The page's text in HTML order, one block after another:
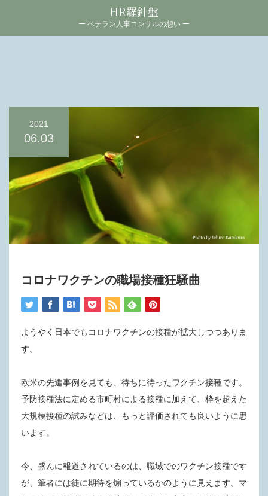
HR羅針盤
ー ベテラン人事コンサルの想い ー
2021
06.03
コロナワクチンの職場接種狂騒曲
ようやく日本でもコロナワクチンの接種が拡大しつつありま
す。
欧米の先進事例を見ても、待ちに待ったワクチン接種です。
予防接種法に定める市町村による接種に加えて、枠を超えた
大規模接種の試みなどは、もっと評価されても良いように思
います。
今、盛んに報道されているのは、職域でのワクチン接種です
が、筆者には徒に期待を煽っているかのように見えます。マ